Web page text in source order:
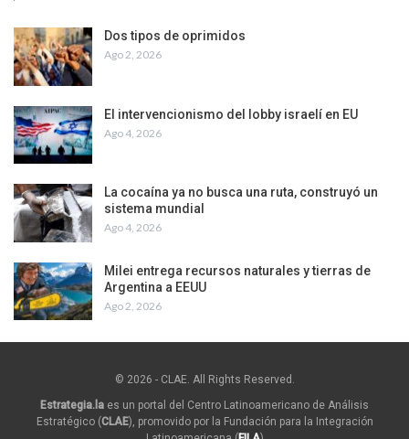
Dos tipos de oprimidos
Ago 2, 2026
El intervencionismo del lobby israelí en EU
Ago 4, 2026
La cocaína ya no busca una ruta, construyó un
sistema mundial
Ago 4, 2026
Milei entrega recursos naturales y tierras de
Argentina a EEUU
Ago 2, 2026
© 2026 - CLAE. All Rights Reserved.
Estrategia.la es un portal del Centro Latinoamericano de Análisis
Estratégico (CLAE), promovido por la Fundación para la Integración